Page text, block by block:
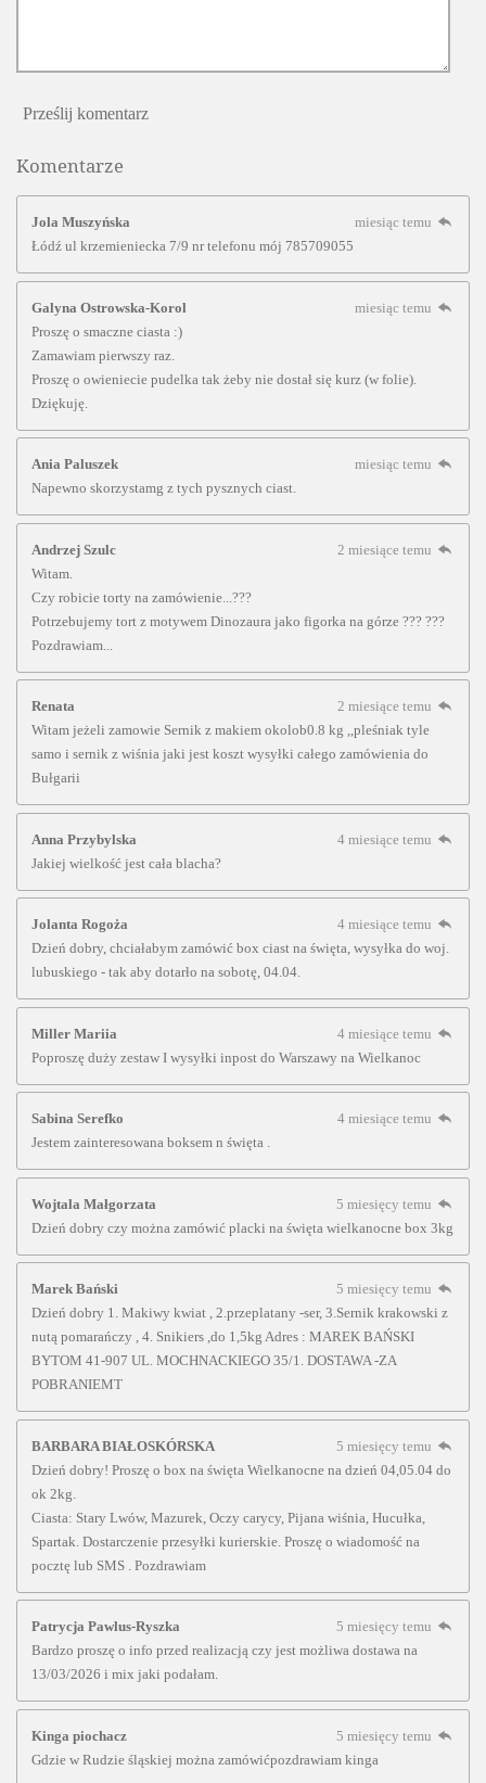
Prześlij komentarz
Komentarze
Jola Muszyńska
miesiąc temu
Łódź ul krzemieniecka 7/9 nr telefonu mój 785709055
Galyna Ostrowska-Korol
miesiąc temu
Proszę o smaczne ciasta :)
Zamawiam pierwszy raz.
Proszę o owieniecie pudelka tak żeby nie dostał się kurz (w folie).
Dziękuję.
Ania Paluszek
miesiąc temu
Napewno skorzystamg z tych pysznych ciast.
Andrzej Szulc
2 miesiące temu
Witam.
Czy robicie torty na zamówienie...???
Potrzebujemy tort z motywem Dinozaura jako figorka na górze ??? ???
Pozdrawiam...
Renata
2 miesiące temu
Witam jeżeli zamowie Sernik z makiem okolob0.8 kg ,,pleśniak tyle
samo i sernik z wiśnia jaki jest koszt wysyłki całego zamówienia do
Bułgarii
Anna Przybylska
4 miesiące temu
Jakiej wielkość jest cała blacha?
Jolanta Rogoża
4 miesiące temu
Dzień dobry, chciałabym zamówić box ciast na święta, wysyłka do woj.
lubuskiego - tak aby dotarło na sobotę, 04.04.
Miller Mariia
4 miesiące temu
Poproszę duży zestaw I wysyłki inpost do Warszawy na Wielkanoc
Sabina Serefko
4 miesiące temu
Jestem zainteresowana boksem n święta .
Wojtala Małgorzata
5 miesięcy temu
Dzień dobry czy można zamówić placki na święta wielkanocne box 3kg
Marek Bański
5 miesięcy temu
Dzień dobry 1. Makiwy kwiat , 2.przeplatany -ser, 3.Sernik krakowski z
nutą pomarańczy , 4. Snikiers ,do 1,5kg Adres : MAREK BAŃSKI
BYTOM 41-907 UL. MOCHNACKIEGO 35/1. DOSTAWA -ZA
POBRANIEMT
BARBARA BIAŁOSKÓRSKA
5 miesięcy temu
Dzień dobry! Proszę o box na święta Wielkanocne na dzień 04,05.04 do
ok 2kg.
Ciasta: Stary Lwów, Mazurek, Oczy carycy, Pijana wiśnia, Hucułka,
Spartak. Dostarczenie przesyłki kurierskie. Proszę o wiadomość na
pocztę lub SMS . Pozdrawiam
Patrycja Pawlus-Ryszka
5 miesięcy temu
Bardzo proszę o info przed realizacją czy jest możliwa dostawa na
13/03/2026 i mix jaki podałam.
Kinga piochacz
5 miesięcy temu
Gdzie w Rudzie śląskiej można zamówićpozdrawiam kinga